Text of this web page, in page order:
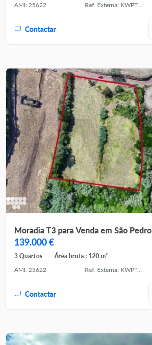
AMI: 25622
Ref. Externa: KWPT-037046
Contactar
Moradia T3 para Venda em São Pedro
139.000 €
3 Quartos
Área bruta : 120 m²
AMI: 25622
Ref. Externa: KWPT-036484
Contactar